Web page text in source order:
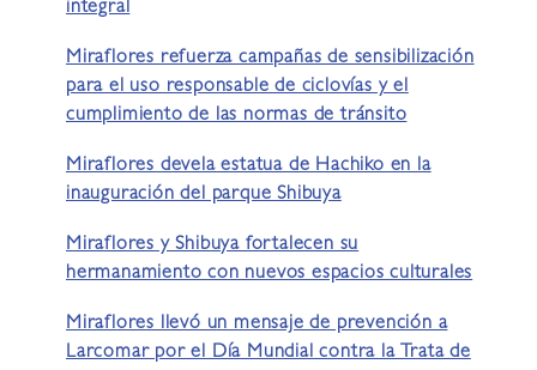
integral
Miraflores refuerza campañas de sensibilización
para el uso responsable de ciclovías y el
cumplimiento de las normas de tránsito
Miraflores devela estatua de Hachiko en la
inauguración del parque Shibuya
Miraflores y Shibuya fortalecen su
hermanamiento con nuevos espacios culturales
Miraflores llevó un mensaje de prevención a
Larcomar por el Día Mundial contra la Trata de